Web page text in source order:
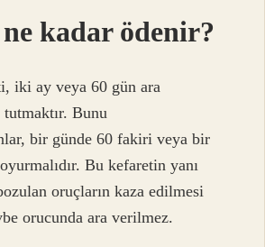
kadar ödenir?
iki ay veya 60 gün ara
Bunu
bir günde 60 fakiri veya bir
Bu kefaretin yanı
oruçların kaza edilmesi
orucunda ara verilmez.